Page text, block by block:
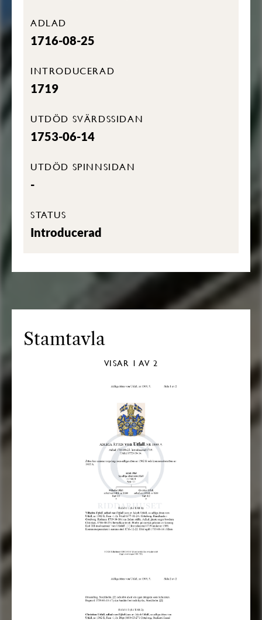
ADLAD
1716-08-25
INTRODUCERAD
1719
UTDÖD SVÄRDSSIDAN
1753-06-14
UTDÖD SPINNSIDAN
-
STATUS
Introducerad
Stamtavla
VISAR 1 AV 2